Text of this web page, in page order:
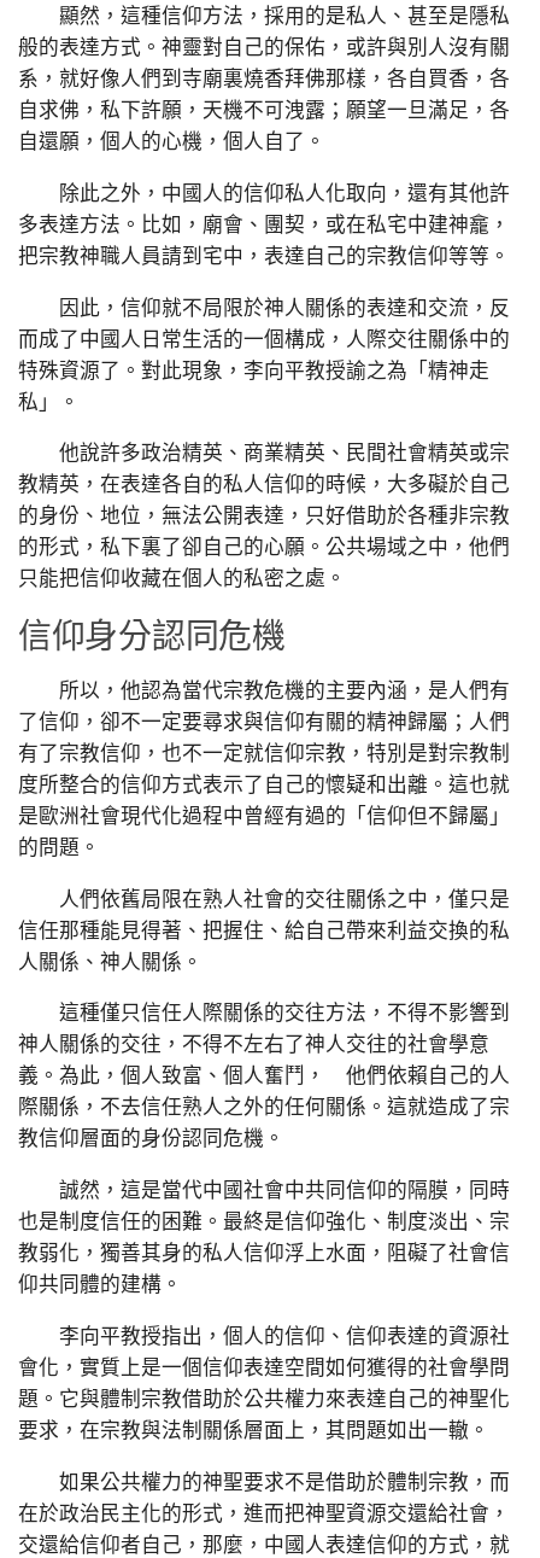
顯然，這種信仰方法，採用的是私人、甚至是隱私
般的表達方式。神靈對自己的保佑，或許與別人沒有關
系，就好像人們到寺廟裏燒香拜佛那樣，各自買香，各
自求佛，私下許願，天機不可洩露；願望一旦滿足，各
自還願，個人的心機，個人自了。
除此之外，中國人的信仰私人化取向，還有其他許
多表達方法。比如，廟會、團契，或在私宅中建神龕，
把宗教神職人員請到宅中，表達自己的宗教信仰等等。
因此，信仰就不局限於神人關係的表達和交流，反
而成了中國人日常生活的一個構成，人際交往關係中的
特殊資源了。對此現象，李向平教授諭之為「精神走
私」。
他說許多政治精英、商業精英、民間社會精英或宗
教精英，在表達各自的私人信仰的時候，大多礙於自己
的身份、地位，無法公開表達，只好借助於各種非宗教
的形式，私下裏了卻自己的心願。公共場域之中，他們
只能把信仰收藏在個人的私密之處。
信仰身分認同危機
所以，他認為當代宗教危機的主要內涵，是人們有
了信仰，卻不一定要尋求與信仰有關的精神歸屬；人們
有了宗教信仰，也不一定就信仰宗教，特別是對宗教制
度所整合的信仰方式表示了自己的懷疑和出離。這也就
是歐洲社會現代化過程中曾經有過的「信仰但不歸屬」
的問題。
人們依舊局限在熟人社會的交往關係之中，僅只是
信任那種能見得著、把握住、給自己帶來利益交換的私
人關係、神人關係。
這種僅只信任人際關係的交往方法，不得不影響到
神人關係的交往，不得不左右了神人交往的社會學意
義。為此，個人致富、個人奮鬥， 他們依賴自己的人
際關係，不去信任熟人之外的任何關係。這就造成了宗
教信仰層面的身份認同危機。
誠然，這是當代中國社會中共同信仰的隔膜，同時
也是制度信任的困難。最終是信仰強化、制度淡出、宗
教弱化，獨善其身的私人信仰浮上水面，阻礙了社會信
仰共同體的建構。
李向平教授指出，個人的信仰、信仰表達的資源社
會化，實質上是一個信仰表達空間如何獲得的社會學問
題。它與體制宗教借助於公共權力來表達自己的神聖化
要求，在宗教與法制關係層面上，其問題如出一轍。
如果公共權力的神聖要求不是借助於體制宗教，而
在於政治民主化的形式，進而把神聖資源交還給社會，
交還給信仰者自己，那麼，中國人表達信仰的方式，就